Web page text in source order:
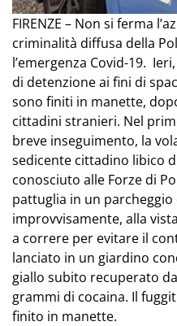
FIRENZE – Non si ferma
criminalità diffusa della
l’emergenza Covid-19.
di detenzione ai fini di
sono finiti in manette,
cittadini stranieri. Nel
breve inseguimento, la
sedicente cittadino libico
conosciuto alle Forze di
pattuglia in un
improvvisamente, alla
a correre per evitare il
lanciato in un giardino
giallo subito recuperato
grammi di cocaina. Il
finito in manette.